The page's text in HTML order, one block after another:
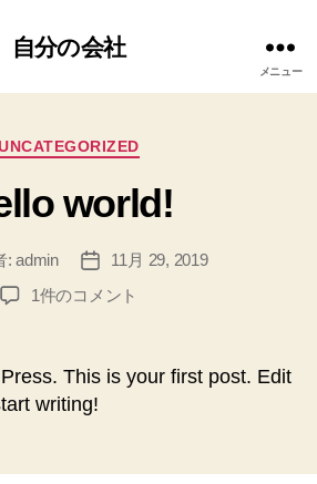
自分の会社
メニュー
カ
ゴ
リ
world!
:admin
投
稿
11月 29, 2019
Hello
1件のコメント
This is your first post. Edit
writing!